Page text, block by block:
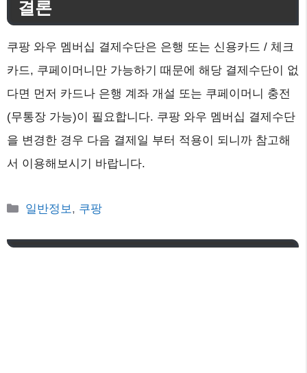
결론
쿠팡 와우 멤버십 결제수단은 은행 또는 신용카드 / 체크
카드, 쿠페이머니만 가능하기 때문에 해당 결제수단이 없
다면 먼저 카드나 은행 계좌 개설 또는 쿠페이머니 충전
(무통장 가능)이 필요합니다. 쿠팡 와우 멤버십 결제수단
을 변경한 경우 다음 결제일 부터 적용이 되니까 참고해
서 이용해보시기 바랍니다.
카
고
일반정보, 쿠팡